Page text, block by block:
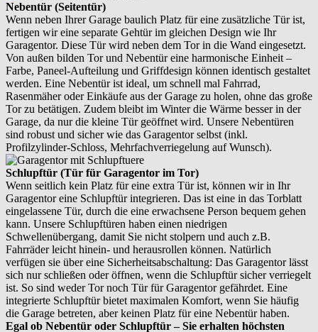
Nebentür (Seitentür)
Wenn neben Ihrer Garage baulich Platz für eine zusätzliche Tür ist,
fertigen wir eine separate Gehtür im gleichen Design wie Ihr
Garagentor. Diese Tür wird neben dem Tor in die Wand eingesetzt.
Von außen bilden Tor und Nebentür eine harmonische Einheit –
Farbe, Paneel-Aufteilung und Griffdesign können identisch gestaltet
werden. Eine Nebentür ist ideal, um schnell mal Fahrrad,
Rasenmäher oder Einkäufe aus der Garage zu holen, ohne das große
Tor zu betätigen. Zudem bleibt im Winter die Wärme besser in der
Garage, da nur die kleine Tür geöffnet wird. Unsere Nebentüren
sind robust und sicher wie das Garagentor selbst (inkl.
Profilzylinder-Schloss, Mehrfachverriegelung auf Wunsch).
Schlupftür (Tür für Garagentor im Tor)
Wenn seitlich kein Platz für eine extra Tür ist, können wir in Ihr
Garagentor eine Schlupftür integrieren. Das ist eine in das Torblatt
eingelassene Tür, durch die eine erwachsene Person bequem gehen
kann. Unsere Schlupftüren haben einen niedrigen
Schwellenübergang, damit Sie nicht stolpern und auch z.B.
Fahrräder leicht hinein- und herausrollen können. Natürlich
verfügen sie über eine Sicherheitsabschaltung: Das Garagentor lässt
sich nur schließen oder öffnen, wenn die Schlupftür sicher verriegelt
ist. So sind weder Tor noch Tür für Garagentor gefährdet. Eine
integrierte Schlupftür bietet maximalen Komfort, wenn Sie häufig
die Garage betreten, aber keinen Platz für eine Nebentür haben.
Egal ob Nebentür oder Schlupftür – Sie erhalten höchsten